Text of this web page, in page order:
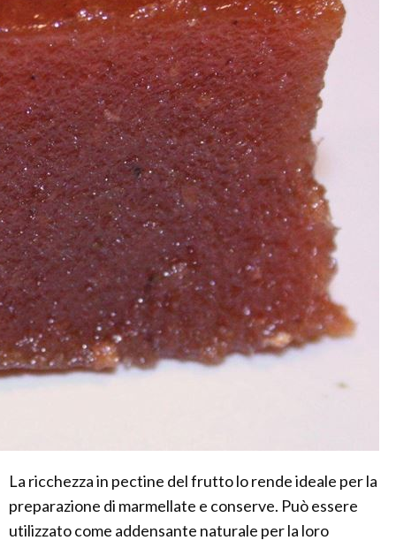
La ricchezza in pectine del frutto lo rende ideale per la
preparazione di marmellate e conserve. Può essere
utilizzato come addensante naturale per la loro